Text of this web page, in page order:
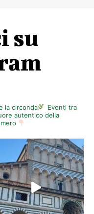
su
la circonda
Eventi tra
autentico della